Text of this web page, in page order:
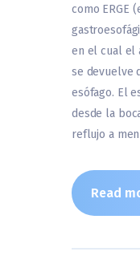
como ERGE
en el cual el
se devuelve
esófago. El
desde la
reflujo a
Read